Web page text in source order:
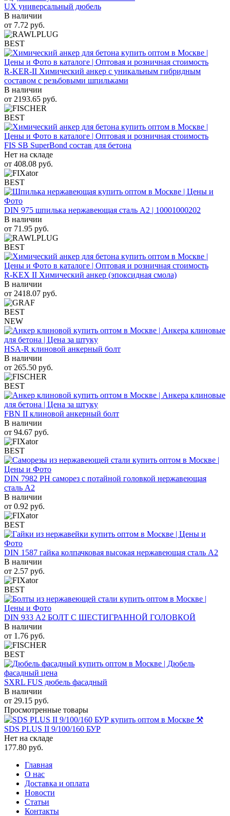
UX универсальный дюбель
В наличии
от 7.72 руб.
BEST
R-KER-II Химический анкер с уникальным гибридным
составом с резьбовыми шпильками
В наличии
от 2193.65 руб.
BEST
FIS SB SuperBond состав для бетона
Нет на складе
от 408.08 руб.
BEST
DIN 975 шпилька нержавеющая сталь A2 | 10001000202
В наличии
от 71.95 руб.
BEST
R-KEX II Химический анкер (эпоксидная смола)
В наличии
от 2418.07 руб.
BEST
NEW
HSA-R клиновой анкерный болт
В наличии
от 265.50 руб.
BEST
FBN II клиновой анкерный болт
В наличии
от 94.67 руб.
BEST
DIN 7982 PH саморез с потайной головкой нержавеющая
сталь A2
В наличии
от 0.92 руб.
BEST
DIN 1587 гайка колпачковая высокая нержавеющая сталь А2
В наличии
от 2.57 руб.
BEST
DIN 933 А2 БОЛТ С ШЕСТИГРАННОЙ ГОЛОВКОЙ
В наличии
от 1.76 руб.
BEST
SXRL FUS дюбель фасадный
В наличии
от 29.15 руб.
Просмотренные товары
SDS PLUS II 9/100/160 БУР
Нет на складе
177.80 руб.
Главная
О нас
Доставка и оплата
Новости
Статьи
Контакты